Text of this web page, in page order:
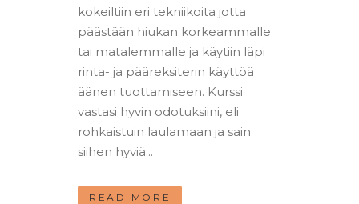
kokeiltiin eri tekniikoita jotta
päästään hiukan korkeammalle
tai matalemmalle ja käytiin läpi
rinta- ja pääreksiterin käyttöä
äänen tuottamiseen. Kurssi
vastasi hyvin odotuksiini, eli
rohkaistuin laulamaan ja sain
siihen hyviä...
READ MORE